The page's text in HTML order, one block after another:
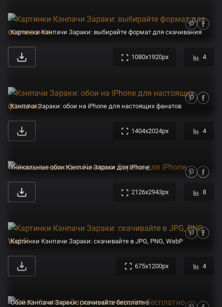
Картинки Кэнпачи Зараки: выбирайте формат для скачивания
1080x1920px 4
Кэнпачи Зараки: обои на iPhone для настоящих фанатов
1404x2024px 4
Уникальные обои Кэнпачи Зараки для iPhone
2126x2943px 8
Картинки Кэнпачи Зараки: скачивайте в JPG, PNG, WebP
675x1200px 4
Обои Кэнпачи Зараки: скачивайте бесплатно